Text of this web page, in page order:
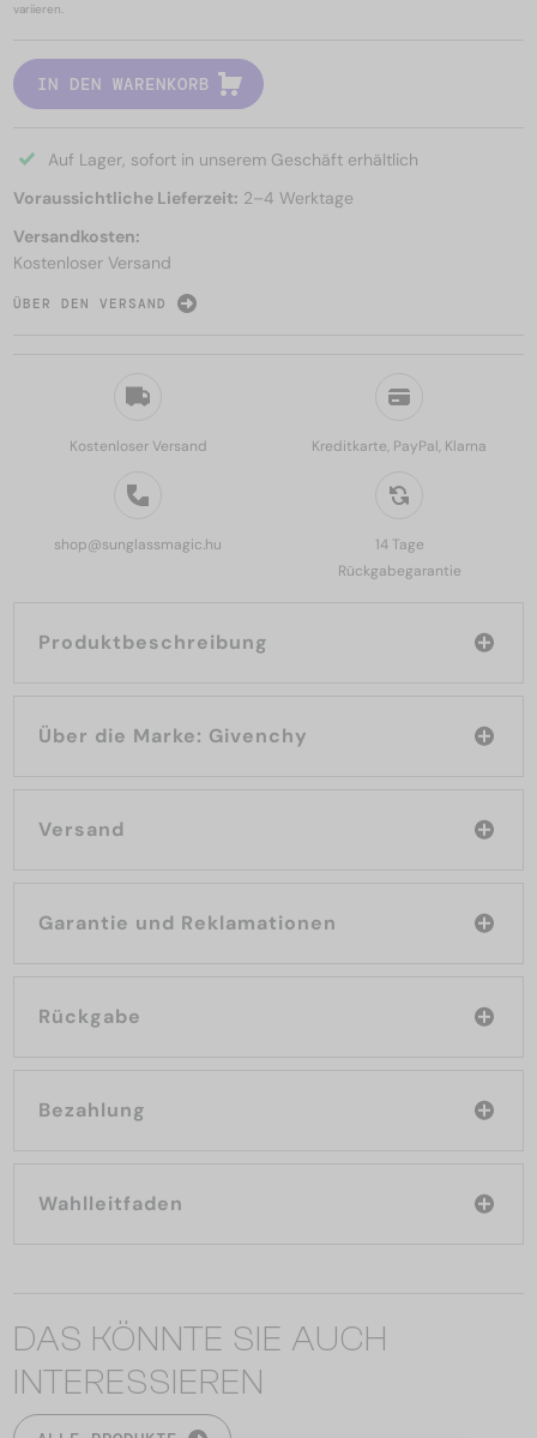
Kostenloser Versand Kreditkarte, PayPal, Klarna
shop@sunglassmagic.hu
14 Tage
Rückgabegarantie
Produktbeschreibung
Über die Marke: Givenchy
Versand
Garantie und Reklamationen
Rückgabe
Bezahlung
Wahlleitfaden
variieren.
IN DEN WARENKORB
Auf Lager, sofort in unserem Geschäft erhältlich
Voraussichtliche Lieferzeit: 2–4 Werktage
Versandkosten:
Kostenloser Versand
ÜBER DEN VERSAND
DAS KÖNNTE SIE AUCH
INTERESSIEREN